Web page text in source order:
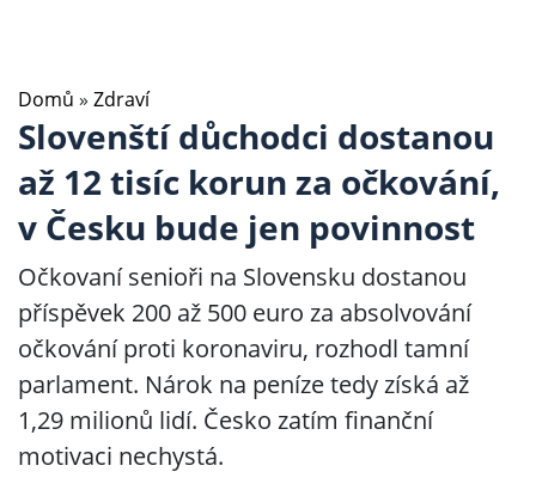
Domů » Zdraví
Slovenští důchodci dostanou
až 12 tisíc korun za očkování,
v Česku bude jen povinnost
Očkovaní senioři na Slovensku dostanou
příspěvek 200 až 500 euro za absolvování
očkování proti koronaviru, rozhodl tamní
parlament. Nárok na peníze tedy získá až
1,29 milionů lidí. Česko zatím finanční
motivaci nechystá.